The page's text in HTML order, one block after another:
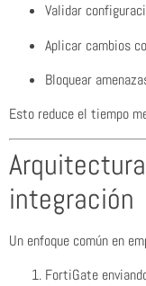
Validar
Aplicar cambios
Bloquear
Esto reduce el tiempo
integración
Un enfoque común en
FortiGate